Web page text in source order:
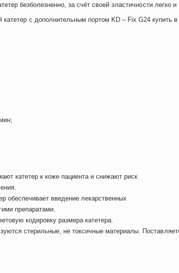
безболезненно, за счёт своей эластичности легко
катетер с дополнительным портом KD – Fix G24
катетер к коже пациента и снижают риск
обеспечивает введение лекарственных
препаратами.
кодировку размера катетера.
стерильные, не токсичные материалы.